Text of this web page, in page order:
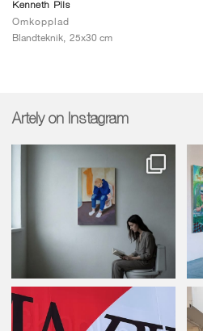
Kenneth Pils
Omkopplad
Blandteknik, 25x30 cm
Artely on Instagram